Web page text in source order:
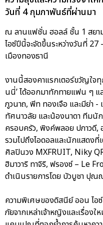
วันที่ 4 กุมภาพันธ์ที่ผ่านมา
ณ ลานแฟชั่น ฮอลล์ ชั้น 1 สยา
ไอซ์ปีนี้จะจัดขึ้นระหว่างวันที่
เมืองทองธานี
งานนี้สองคาแรกเตอร์ขวัญใจทุ
นนี่’ ได้ออกมาทักทายแฟน ๆ
ภูวนาถ, พีท ทองเจือ และมีย่า -
ทัศนาวลัย และน้องนาดา ทีมนั
ครอบครัว, พิงค์พลอย ปภาวดี,
รวมไปถึงไอดอลและนักแสดง
ศิลปินวง MXFRUIT, Niky
ฮิมาวาริ ทาจิริ, ฟรองซ์ – Le
ดำเนินรายการโดย บัวบูชา ปุ
ความพิเศษของดิสนีย์ ออน ไอ
ภัยจากเหล่าเจ้าหญิงและเรื่อง